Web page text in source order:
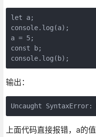
let a;
console.log(a);
a = 5;
const b;
console.log(b);
输出：
Uncaught
上面代码直接报错，a的